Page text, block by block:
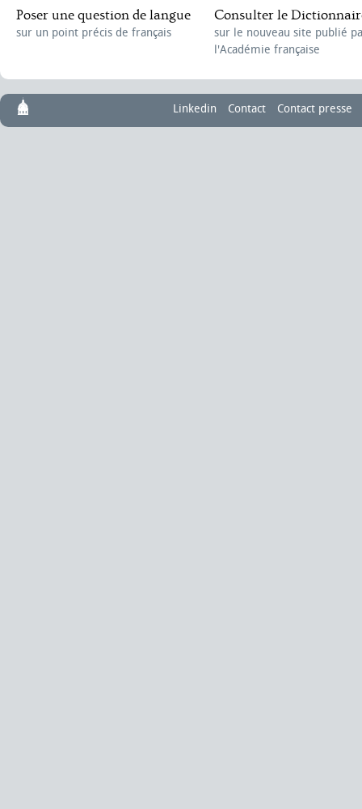
Poser une question de langue
sur un point précis de français
Consulter le
sur le nouveau site publié
l'Académie française
Linkedin Contact Contact presse